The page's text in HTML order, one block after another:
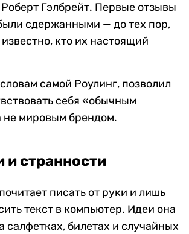
Гэлбрейт. Первые отзывы
сдержанными — до тех пор,
кто их настоящий
самой Роулинг, позволил
себя «обычным
не мировым брендом.
странности
писать от руки и лишь
текст в компьютер. Идеи она
салфетках, билетах и случайных